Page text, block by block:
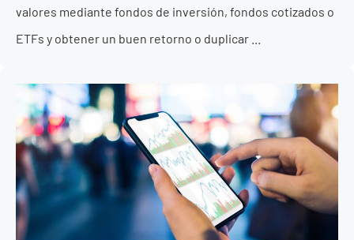
valores mediante fondos de inversión, fondos cotizados o
ETFs y obtener un buen retorno o duplicar ...